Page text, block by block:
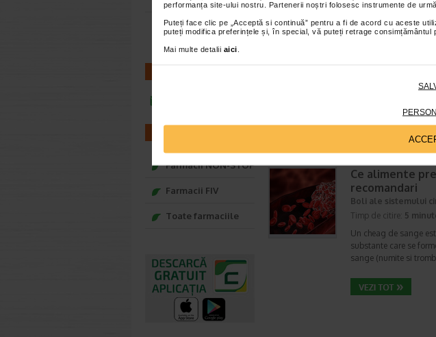
performanța site-ului nostru. Partenerii noștri folosesc instrumente de
Puteți face clic pe „Acceptă si continuă” pentru a fi de acord cu aceste
puteți modifica preferințele și, în special, vă puteți retrage consimțământul
Mai multe detalii aici
Tromboza
Tromboza venoasa
corpului, de obicei la
Ce alimente
recomandari
Boli ale sistemului
Timp de citire: 5
Un cheag de sange
substante care se
sange (numite si
Seturi cadou
Baylis&Harding
Farmacii NON-STOP
Farmacii FIV
Toate farmaciile